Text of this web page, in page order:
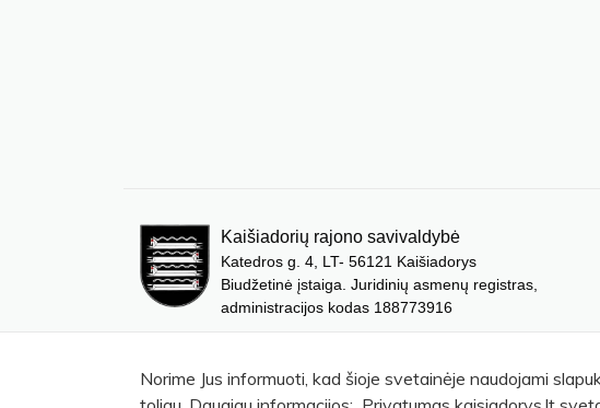
Kaišiadorių rajono savivaldybė
Katedros g. 4, LT- 56121 Kaišiadorys
Biudžetinė įstaiga. Juridinių asmenų registras,
administracijos kodas 188773916
Norime Jus informuoti, kad šioje svetainėje naudojami